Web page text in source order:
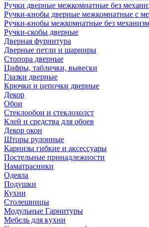
Ручки дверные межкомнатные без
Ручки-кнобы дверные межкомнатные с
Ручки-кнобы межкомнатные без
Ручки-скобы дверные
Дверная фурнитура
Дверные петли и шарниры
Стопора дверные
Цифры, таблички, вывески
Глазки дверные
Крючки и цепочки дверные
Декор
Обои
Стеклообои и стеклохолст
Клей и средства для обоев
Декор окон
Шторы рулонные
Карнизы гибкие и аксессуары
Постельные принадлежности
Наматрасники
Одеяла
Подушки
Кухни
Столешницы
Модульные Гарнитуры
Мебель для кухни